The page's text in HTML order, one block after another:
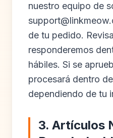
nuestro equipo de
de tu pedido.
responderemos
hábiles. Si se
procesará dentro
dependiendo de tu
3. Artículos